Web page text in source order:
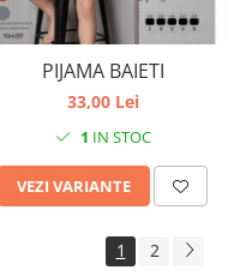
PIJAMA BAIETI
33,00 Lei
1 IN STOC
VEZI VARIANTE
1 2